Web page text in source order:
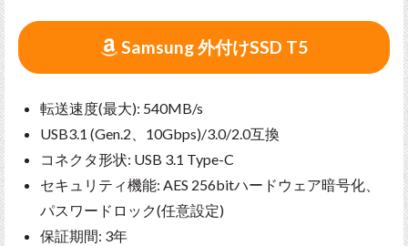
Samsung 外付けSSD T5
転送速度(最大): 540MB/s
USB3.1 (Gen.2、10Gbps)/3.0/2.0互換
コネクタ形状: USB 3.1 Type-C
セキュリティ機能: AES 256bitハードウェア暗号化、
パスワードロック(任意設定)
保証期間: 3年